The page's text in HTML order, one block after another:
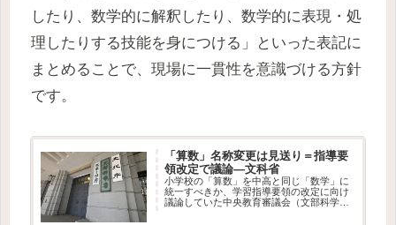
したり、数学的に解釈したり、数学的に表現・処
理したりする技能を身につける」といった表記に
まとめることで、現場に一貫性を意識づける方針
です。
「算数」名称変更は見送り＝指導要
領改定で議論―文科省
小学校の「算数」を中高と同じ「数学」に
統一すべきか、学習指導要領の改定に向け
議論していた中央教育審議会（文部科学相